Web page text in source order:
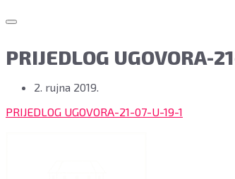
PRIJEDLOG UGOVORA-
2. rujna 2019.
PRIJEDLOG UGOVORA-21-07-U-19-1